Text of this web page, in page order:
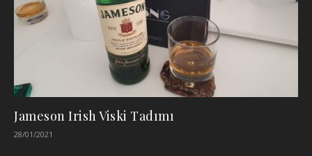
Jameson Irish Viski Tadımı
28/01/2021